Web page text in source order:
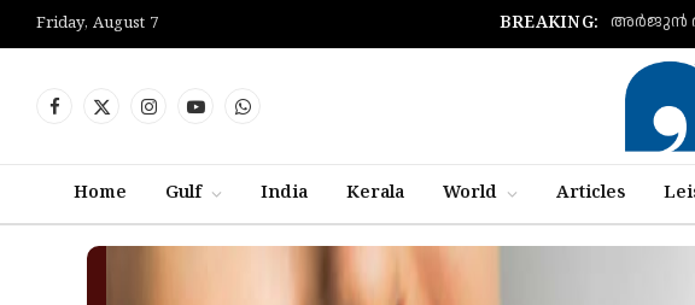
Friday, August 7 BREAKING: അര്‍ജുന്‍
Facebook
X
InstagramYouTubeWhatsApp
Home Gulf India Kerala World Articles